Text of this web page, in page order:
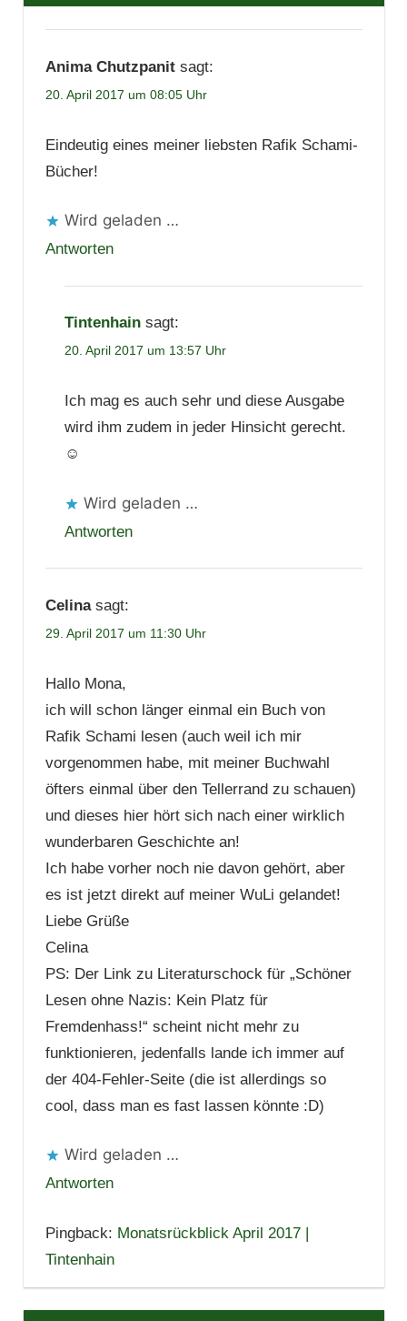
Anima Chutzpanit sagt:
20. April 2017 um 08:05 Uhr
Eindeutig eines meiner liebsten Rafik Schami-
Bücher!
Wird geladen …
Antworten
Tintenhain sagt:
20. April 2017 um 13:57 Uhr
Ich mag es auch sehr und diese Ausgabe
wird ihm zudem in jeder Hinsicht gerecht.
☺
Wird geladen …
Antworten
Celina sagt:
29. April 2017 um 11:30 Uhr
Hallo Mona,
ich will schon länger einmal ein Buch von
Rafik Schami lesen (auch weil ich mir
vorgenommen habe, mit meiner Buchwahl
öfters einmal über den Tellerrand zu schauen)
und dieses hier hört sich nach einer wirklich
wunderbaren Geschichte an!
Ich habe vorher noch nie davon gehört, aber
es ist jetzt direkt auf meiner WuLi gelandet!
Liebe Grüße
Celina
PS: Der Link zu Literaturschock für „Schöner
Lesen ohne Nazis: Kein Platz für
Fremdenhass!“ scheint nicht mehr zu
funktionieren, jedenfalls lande ich immer auf
der 404-Fehler-Seite (die ist allerdings so
cool, dass man es fast lassen könnte :D)
Wird geladen …
Antworten
Pingback: Monatsrückblick April 2017 |
Tintenhain